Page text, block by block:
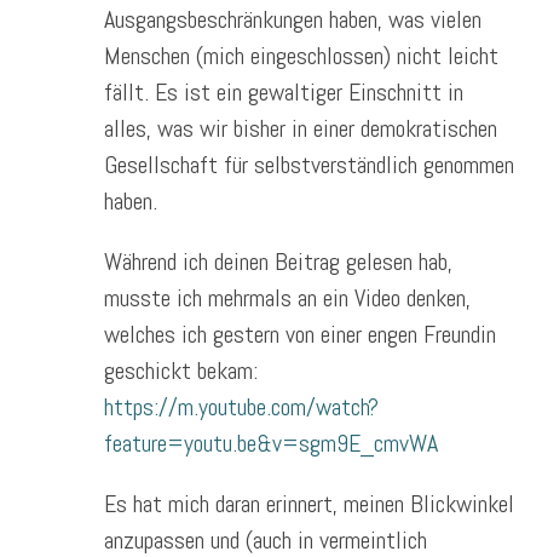
Ausgangsbeschränkungen haben, was vielen
Menschen (mich eingeschlossen) nicht leicht
fällt. Es ist ein gewaltiger Einschnitt in
alles, was wir bisher in einer demokratischen
Gesellschaft für selbstverständlich genommen
haben.
Während ich deinen Beitrag gelesen hab,
musste ich mehrmals an ein Video denken,
welches ich gestern von einer engen Freundin
geschickt bekam:
https://m.youtube.com/watch?
feature=youtu.be&v=sgm9E_cmvWA
Es hat mich daran erinnert, meinen Blickwinkel
anzupassen und (auch in vermeintlich